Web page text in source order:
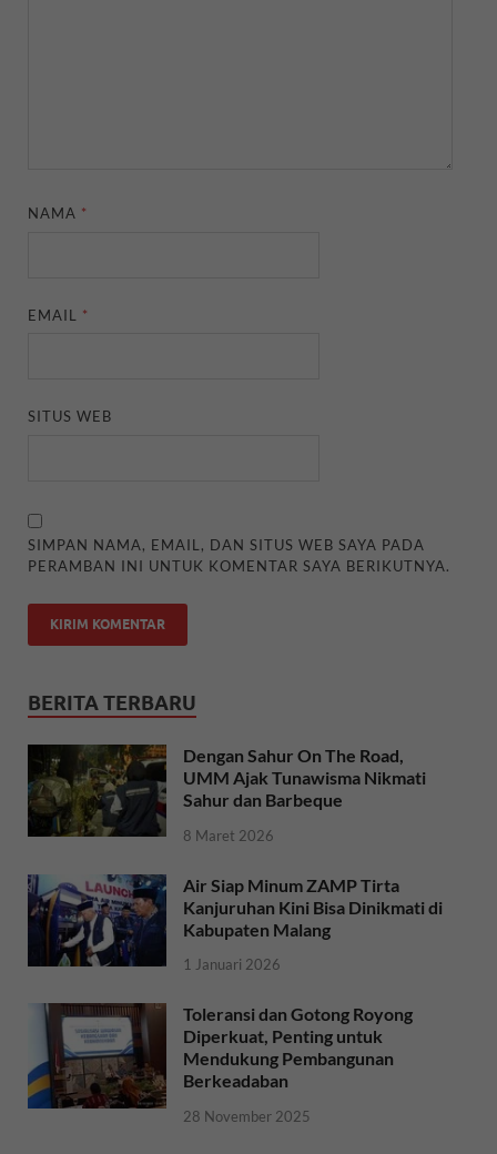
NAMA *
EMAIL *
SITUS WEB
SIMPAN NAMA, EMAIL, DAN SITUS WEB SAYA PADA
PERAMBAN INI UNTUK KOMENTAR SAYA BERIKUTNYA.
BERITA TERBARU
Dengan Sahur On The Road,
UMM Ajak Tunawisma Nikmati
Sahur dan Barbeque
8 Maret 2026
Air Siap Minum ZAMP Tirta
Kanjuruhan Kini Bisa Dinikmati di
Kabupaten Malang
1 Januari 2026
Toleransi dan Gotong Royong
Diperkuat, Penting untuk
Mendukung Pembangunan
Berkeadaban
28 November 2025